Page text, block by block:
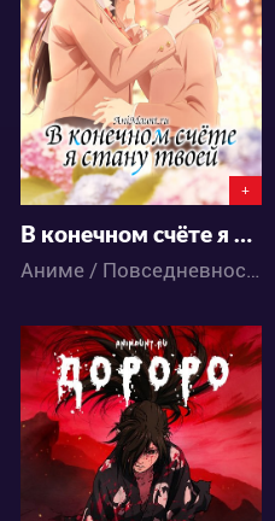
31 75
+
В конечном счёте я стану твоей
Аниме / Повседневность / Романтика / Сёдзё / Школа
240274